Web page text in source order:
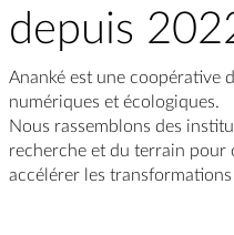
depuis
Ananké est une coopérative
numériques et écologiques.
Nous rassemblons des
recherche et du terrain pour
accélérer les